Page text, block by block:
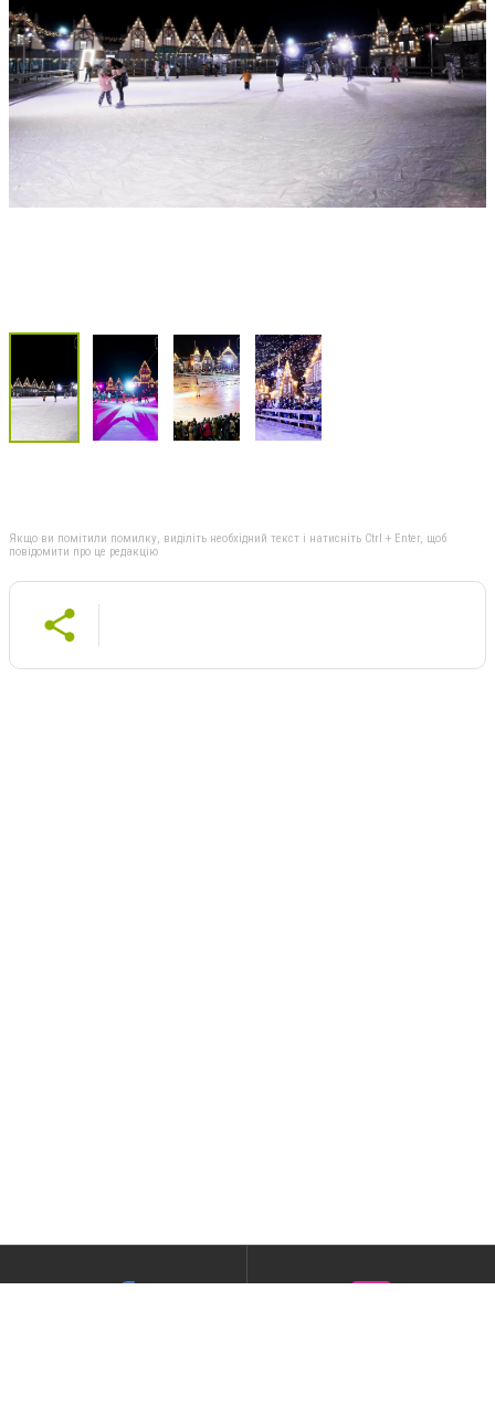
Якщо ви помітили помилку, виділіть необхідний текст і натисніть Ctrl + Enter, щоб
повідомити про це редакцію